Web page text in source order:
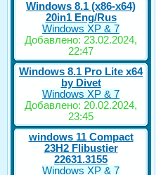
Windows 8.1 (x86-x64)
20in1 Eng/Rus
Windows XP & 7
Добавлено: 23.02.2024,
22:47
Windows 8.1 Pro Lite x64
by Divet
Windows XP & 7
Добавлено: 20.02.2024,
23:45
windows 11 Compact
23H2 Flibustier
22631.3155
Windows XP & 7